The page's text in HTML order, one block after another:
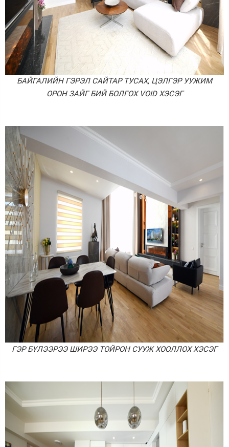
БАЙГАЛИЙН ГЭРЭЛ САЙТАР ТУСАХ, ЦЭЛГЭР УУЖИМ
ОРОН ЗАЙГ БИЙ БОЛГОХ VOID ХЭСЭГ
ГЭР БҮЛЭЭРЭЭ ШИРЭЭ ТОЙРОН СУУЖ ХООЛЛОХ ХЭСЭГ